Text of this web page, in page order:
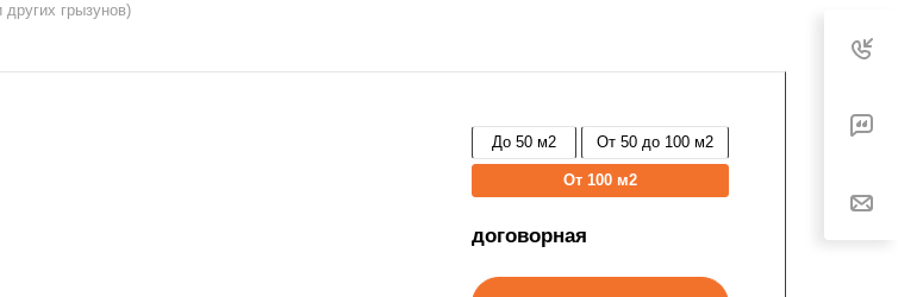
грызунов)
До 50 м2 От 50 до 100 м2
От 100 м2
договорная